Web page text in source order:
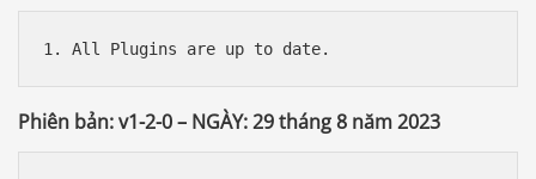
Phiên bản: v1-2-0 – NGÀY: 29 tháng 8 năm 2023